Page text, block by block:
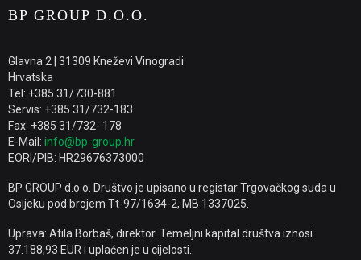
BP GROUP D.O.O.
Glavna 2 | 31309 Kneževi Vinogradi
Hrvatska
Tel: +385 31/730-881
Servis: +385 31/732-183
Fax: +385 31/732- 178
E-Mail: info@bp-group.hr
EORI/PIB: HR29676373000
BP GROUP d.o.o. Društvo je upisano u registar Trgovačkog suda u
Osijeku pod brojem Tt-97/1634-2, MB 1337025.
Uprava: Atila Borbaš, direktor. Temeljni kapital društva iznosi
37.188,93 EUR i uplaćen je u cijelosti.